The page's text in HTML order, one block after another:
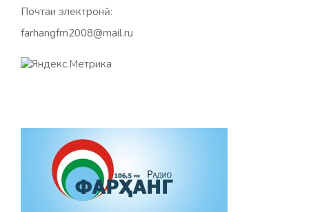
Почтаи электронӣ:
farhangfm2008@mail.ru